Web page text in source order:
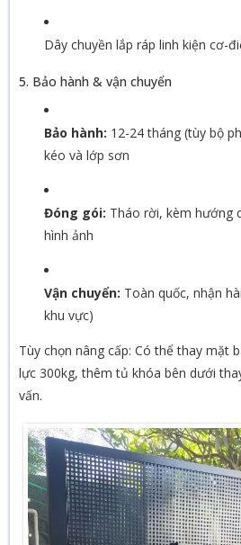
Dây chuyền lắp ráp linh kiện cơ-
5. Bảo hành & vận chuyển
Bảo hành: 12-24 tháng (tùy bộ
kéo và lớp sơn
Đóng gói: Tháo rời, kèm hướng
hình ảnh
Vận chuyển: Toàn quốc, nhận
khu vực)
Tùy chọn nâng cấp: Có thể thay mặt
lực 300kg, thêm tủ khóa bên dưới
vấn.